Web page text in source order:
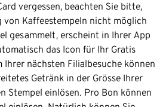
vergessen, beachten Sie bitte,
von Kaffeestempeln nicht möglich
gesammelt, erscheint in Ihrer App
das Icon für Ihr Gratis
Ihrer nächsten Filialbesuche können
Getränk in der Grösse Ihrer
Stempel einlösen. Pro Bon können